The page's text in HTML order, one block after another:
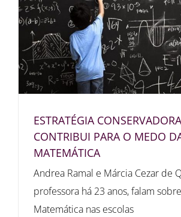
ESTRATÉGIA CONSERVADORA
CONTRIBUI PARA O MEDO
MATEMÁTICA
Andrea Ramal e Márcia Cezar de
professora há 23 anos, falam
Matemática nas escolas